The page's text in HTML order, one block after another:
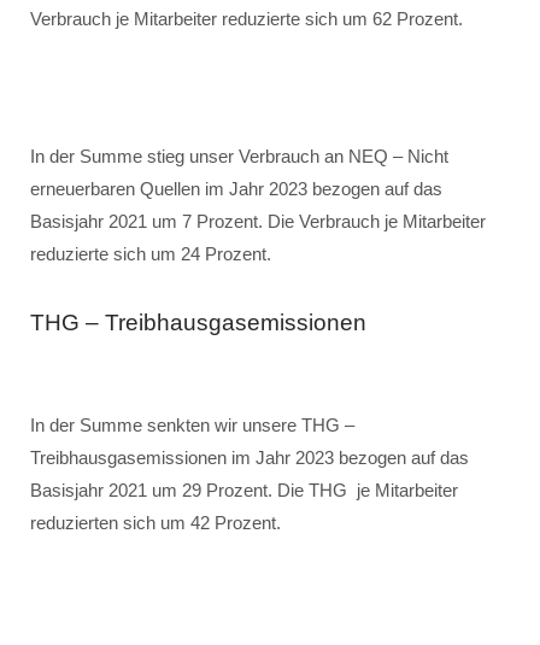
Verbrauch je Mitarbeiter reduzierte sich um 62 Prozent.
In der Summe stieg unser Verbrauch an NEQ – Nicht
erneuerbaren Quellen im Jahr 2023 bezogen auf das
Basisjahr 2021 um 7 Prozent. Die Verbrauch je Mitarbeiter
reduzierte sich um 24 Prozent.
THG – Treibhausgasemissionen
In der Summe senkten wir unsere THG –
Treibhausgasemissionen im Jahr 2023 bezogen auf das
Basisjahr 2021 um 29 Prozent. Die THG je Mitarbeiter
reduzierten sich um 42 Prozent.